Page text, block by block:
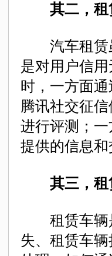
其二，租
汽车租赁虽
是对用户信
时，一方面
腾讯社交征
进行评测；
提供的信息
其三，租
租赁车辆是
失、租赁车